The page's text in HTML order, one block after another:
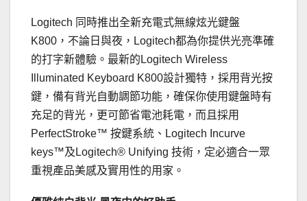
Logitech 同時推出全新充電式無線炫光鍵盤
K800，不論日與夜，Logitech都為你提供光亮準確
的打字新體驗。最新的Logitech Wireless
Illuminated Keyboard K800設計獨特，採用背光按
鍵，備有背光自動調節功能，確保你使用鍵盤時有
充足的背光，更可節省電池耗電，而且採用
PerfectStroke™ 按鍵系統、Logitech Incurve
keys™及Logitech® Unifying 技術，定必適合一眾
重視產品美感及實用性的用家。